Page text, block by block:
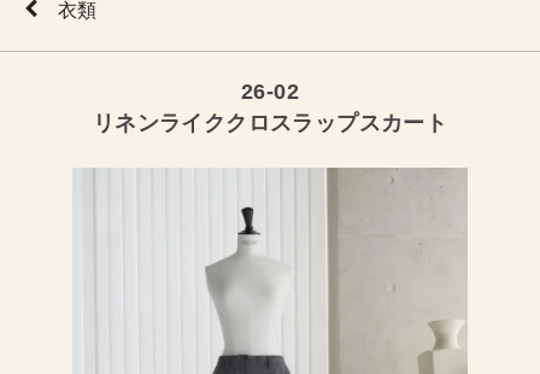
衣類
26-02
リネンライククロスラップスカート